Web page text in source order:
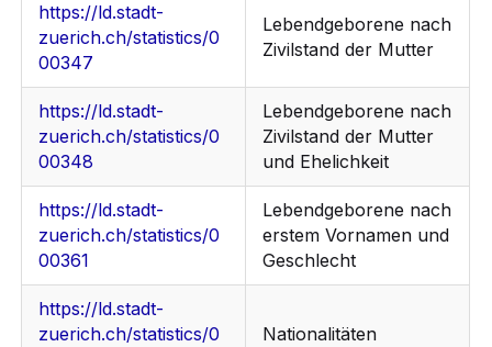
https://ld.stadt-
zuerich.ch/statistics/0
00347
Lebendgeborene nach
Zivilstand der Mutter
https://ld.stadt-
zuerich.ch/statistics/0
00348
Lebendgeborene nach
Zivilstand der Mutter
und Ehelichkeit
https://ld.stadt-
zuerich.ch/statistics/0
00361
Lebendgeborene nach
erstem Vornamen und
Geschlecht
https://ld.stadt-
zuerich.ch/statistics/0
Nationalitäten